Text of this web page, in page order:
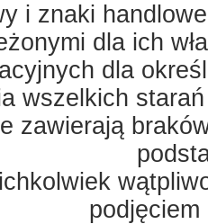
i znaki
dla ich
dla
wszelkich
zawierają